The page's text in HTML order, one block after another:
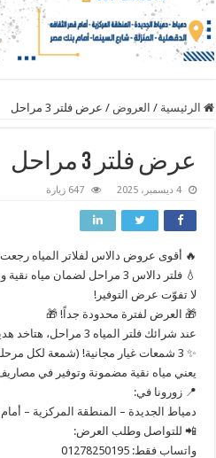
الرئيسية / العروض / عرض فلتر 3 مراحل
عرض فلتر 3 مراحل
4 ديسمبر، 2025 647 زيارة
​🔥 أقوى عروض دالاس لفلاتر المياه
​💧 فلتر دالاس 3 مراحل لضمان مياه نقية وصحية ليك ولعيلتك! 💧
​لا تفوّت عرض التوفير!
​🎁 العرض لفترة محدودة جداً! 🎁
​عند شرائك فلتر المياه 3 مراحل، هتاخد هدية فورية:
✨ 3 شمعات غيار مجانية! (شمعة لكل مرحلة)
​يعني مياه نقية مضمونة وتوفير في
​📍 زورونا في:
​دمياط الجديدة – المنطقة المركزية –
​📲 للتواصل وطلب العرض:
​واتساب فقط: 01278250195